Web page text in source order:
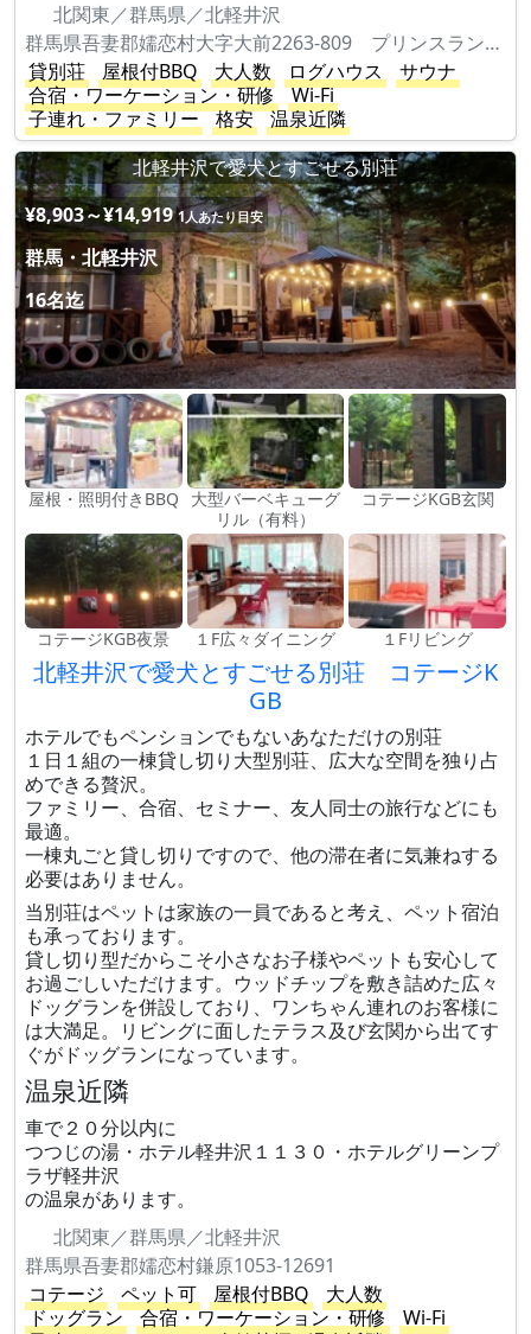
北関東／群馬県／北軽井沢
群馬県吾妻郡嬬恋村大字大前2263-809 プリンスランド花の街210-2
貸別荘
屋根付BBQ 大人数 ログハウス
サウナ
合宿・ワーケーション・研修
Wi-Fi
子連れ・ファミリー
格安
温泉近隣
北軽井沢で愛犬とすごせる別荘
¥8,903～¥14,919 1人あたり目安
群馬・北軽井沢
16名迄
屋根・照明付きBBQ
大型バーベキューグ
リル（有料）
コテージKGB玄関
コテージKGB夜景 １F広々ダイニング １Fリビング
北軽井沢で愛犬とすごせる別荘 コテージK
GB
ホテルでもペンションでもないあなただけの別荘
１日１組の一棟貸し切り大型別荘、広大な空間を独り占
めできる贅沢。
ファミリー、合宿、セミナー、友人同士の旅行などにも
最適。
一棟丸ごと貸し切りですので、他の滞在者に気兼ねする
必要はありません。
当別荘はペットは家族の一員であると考え、ペット宿泊
も承っております。
貸し切り型だからこそ小さなお子様やペットも安心して
お過ごしいただけます。ウッドチップを敷き詰めた広々
ドッグランを併設しており、ワンちゃん連れのお客様に
は大満足。リビングに面したテラス及び玄関から出てす
ぐがドッグランになっています。
温泉近隣
車で２０分以内に
つつじの湯・ホテル軽井沢１１３０・ホテルグリーンプ
ラザ軽井沢
の温泉があります。
北関東／群馬県／北軽井沢
群馬県吾妻郡嬬恋村鎌原1053-12691
コテージ
ペット可 屋根付BBQ
大人数
ドッグラン
合宿・ワーケーション・研修
Wi-Fi